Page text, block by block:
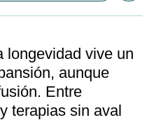
longevidad vive un
aunque
Entre
terapias sin aval